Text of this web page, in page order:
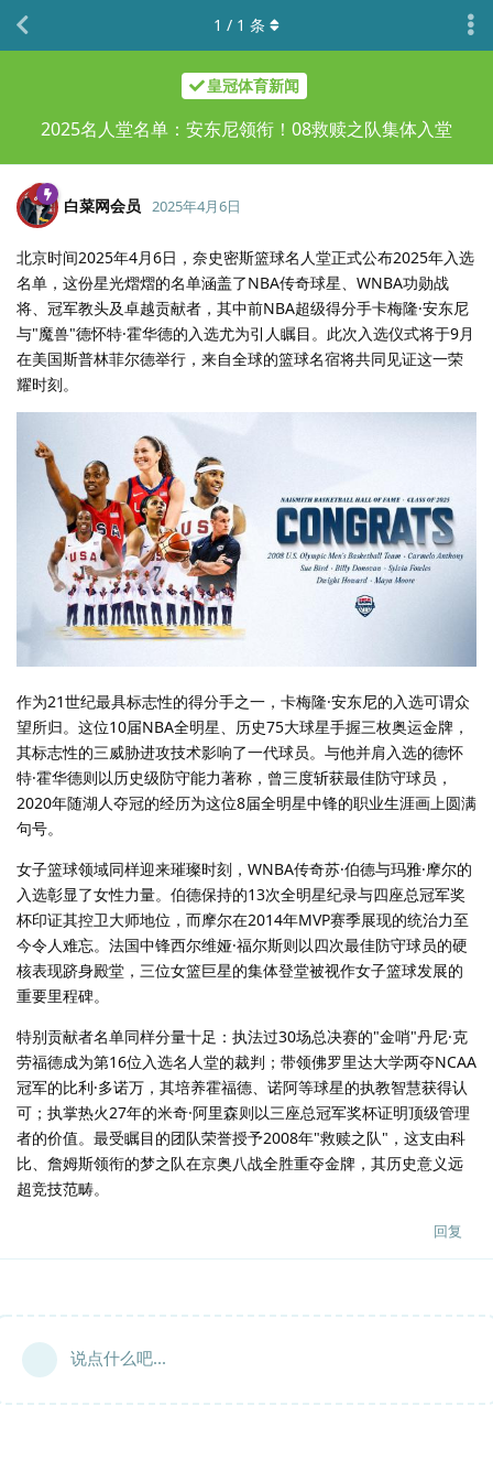
皇冠体育新闻
2025名人堂名单：安东尼领衔！08救赎之队集体入堂
1 / 1 条
白菜网会员 2025年4月6日
北京时间2025年4月6日，奈史密斯篮球名人堂正式公布2025年入选
名单，这份星光熠熠的名单涵盖了NBA传奇球星、WNBA功勋战
将、冠军教头及卓越贡献者，其中前NBA超级得分手卡梅隆·安东尼
与"魔兽"德怀特·霍华德的入选尤为引人瞩目。此次入选仪式将于9月
在美国斯普林菲尔德举行，来自全球的篮球名宿将共同见证这一荣
耀时刻。
作为21世纪最具标志性的得分手之一，卡梅隆·安东尼的入选可谓众
望所归。这位10届NBA全明星、历史75大球星手握三枚奥运金牌，
其标志性的三威胁进攻技术影响了一代球员。与他并肩入选的德怀
特·霍华德则以历史级防守能力著称，曾三度斩获最佳防守球员，
2020年随湖人夺冠的经历为这位8届全明星中锋的职业生涯画上圆满
句号。
女子篮球领域同样迎来璀璨时刻，WNBA传奇苏·伯德与玛雅·摩尔的
入选彰显了女性力量。伯德保持的13次全明星纪录与四座总冠军奖
杯印证其控卫大师地位，而摩尔在2014年MVP赛季展现的统治力至
今令人难忘。法国中锋西尔维娅·福尔斯则以四次最佳防守球员的硬
核表现跻身殿堂，三位女篮巨星的集体登堂被视作女子篮球发展的
重要里程碑。
特别贡献者名单同样分量十足：执法过30场总决赛的"金哨"丹尼·克
劳福德成为第16位入选名人堂的裁判；带领佛罗里达大学两夺NCAA
冠军的比利·多诺万，其培养霍福德、诺阿等球星的执教智慧获得认
可；执掌热火27年的米奇·阿里森则以三座总冠军奖杯证明顶级管理
者的价值。最受瞩目的团队荣誉授予2008年"救赎之队"，这支由科
比、詹姆斯领衔的梦之队在京奥八战全胜重夺金牌，其历史意义远
超竞技范畴。
回复
说点什么吧...